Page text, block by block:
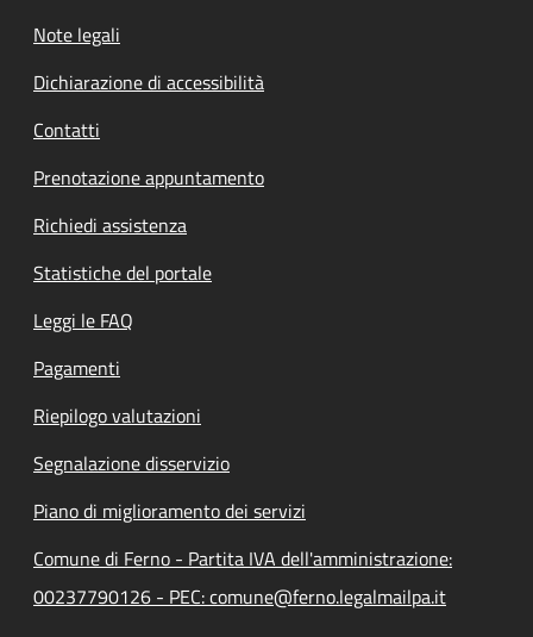
Note legali
Dichiarazione di accessibilità
Contatti
Prenotazione appuntamento
Richiedi assistenza
Statistiche del portale
Leggi le FAQ
Pagamenti
Riepilogo valutazioni
Segnalazione disservizio
Piano di miglioramento dei servizi
Comune di Ferno - Partita IVA dell'amministrazione:
00237790126 - PEC: comune@ferno.legalmailpa.it